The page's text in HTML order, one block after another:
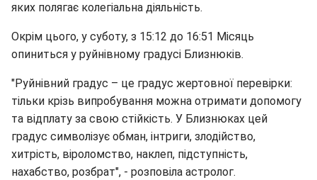
яких полягає колегіальна діяльність.
Окрім цього, у суботу, з 15:12 до 16:51 Місяць
опиниться у руйнівному градусі Близнюків.
"Руйнівний градус – це градус жертовної перевірки:
тільки крізь випробування можна отримати допомогу
та відплату за свою стійкість. У Близнюках цей
градус символізує обман, інтриги, злодійство,
хитрість, віроломство, наклеп, підступність,
нахабство, розбрат", - розповіла астролог.